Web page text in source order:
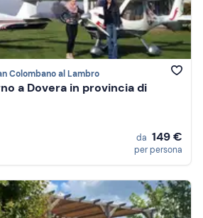
Colombano al Lambro
a Dovera in provincia di
da 149 €
per persona